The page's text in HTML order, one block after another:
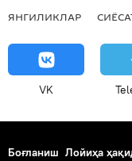
ЯНГИЛИКЛАР
VK
Боғланиш Лойиҳа